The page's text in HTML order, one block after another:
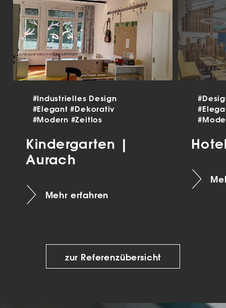
#Industrielles Design
#Elegant#Dekorativ
#Modern #Zeitlos
Kindergarten |
Aurach
Mehr erfahren
zur Referenzübersicht